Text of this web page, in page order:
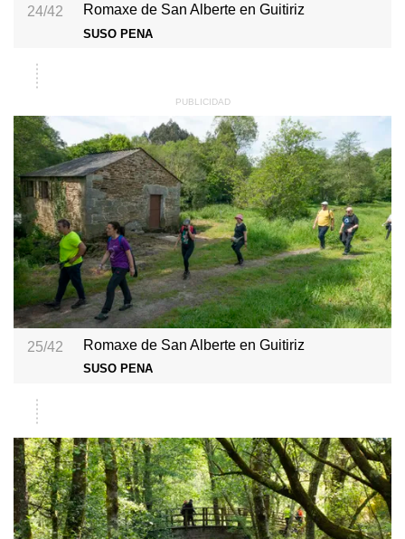
24/42 Romaxe de San Alberte en Guitiriz
SUSO PENA
25/42 Romaxe de San Alberte en Guitiriz
SUSO PENA